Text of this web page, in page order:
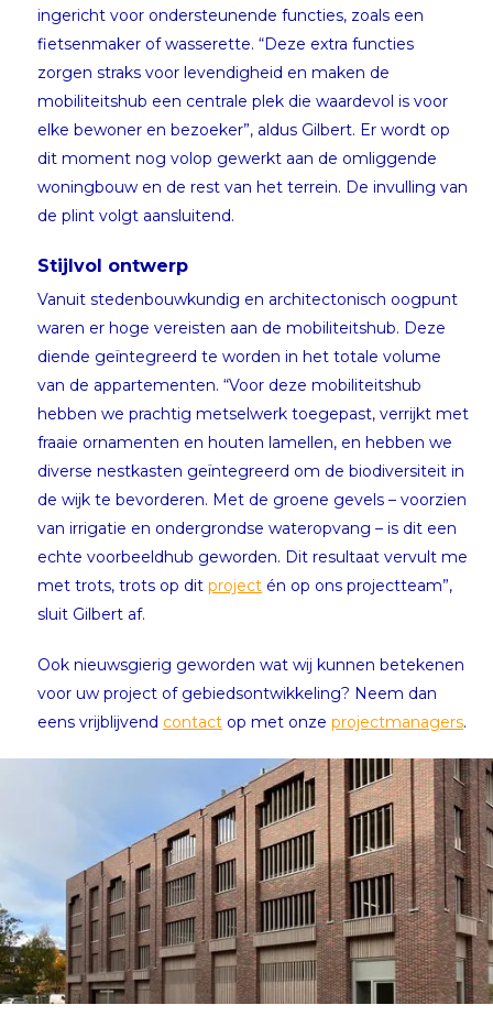
ingericht voor ondersteunende functies, zoals een
fietsenmaker of wasserette. “Deze extra functies
zorgen straks voor levendigheid en maken de
mobiliteitshub een centrale plek die waardevol is voor
elke bewoner en bezoeker”, aldus Gilbert. Er wordt op
dit moment nog volop gewerkt aan de omliggende
woningbouw en de rest van het terrein. De invulling van
de plint volgt aansluitend.
Stijlvol ontwerp
Vanuit stedenbouwkundig en architectonisch oogpunt
waren er hoge vereisten aan de mobiliteitshub. Deze
diende geïntegreerd te worden in het totale volume
van de appartementen. “Voor deze mobiliteitshub
hebben we prachtig metselwerk toegepast, verrijkt met
fraaie ornamenten en houten lamellen, en hebben we
diverse nestkasten geïntegreerd om de biodiversiteit in
de wijk te bevorderen. Met de groene gevels – voorzien
van irrigatie en ondergrondse wateropvang – is dit een
echte voorbeeldhub geworden. Dit resultaat vervult me
met trots, trots op dit project én op ons projectteam”,
sluit Gilbert af.
Ook nieuwsgierig geworden wat wij kunnen betekenen
voor uw project of gebiedsontwikkeling? Neem dan
eens vrijblijvend contact op met onze projectmanagers.